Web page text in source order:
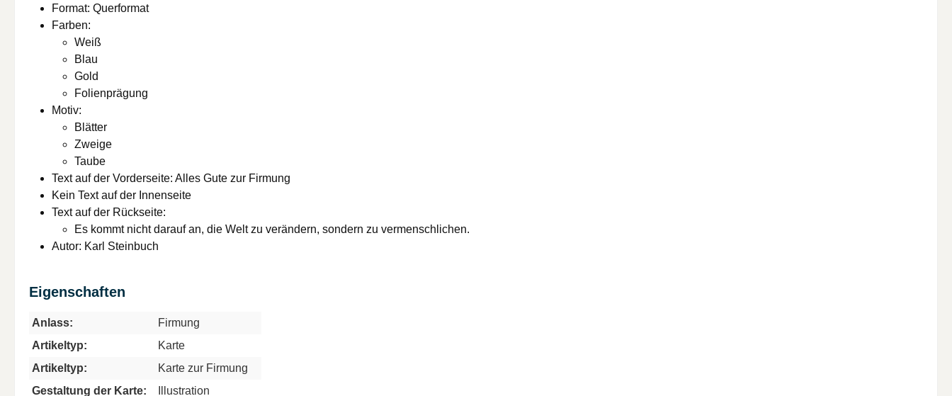
Format: Querformat
Farben:
Weiß
Blau
Gold
Folienprägung
Motiv:
Blätter
Zweige
Taube
Text auf der Vorderseite: Alles Gute zur Firmung
Kein Text auf der Innenseite
Text auf der Rückseite:
Es kommt nicht darauf an, die Welt zu verändern, sondern zu vermenschlichen.
Autor: Karl Steinbuch
Eigenschaften
Anlass:
Firmung
Artikeltyp:
Karte
Artikeltyp:
Karte zur Firmung
Gestaltung der Karte:
Illustration